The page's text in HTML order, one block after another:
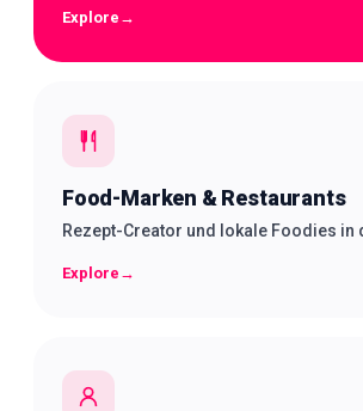
Explore →
Food-Marken & Restaurants
Rezept-Creator und lokale Foodies in
Explore →